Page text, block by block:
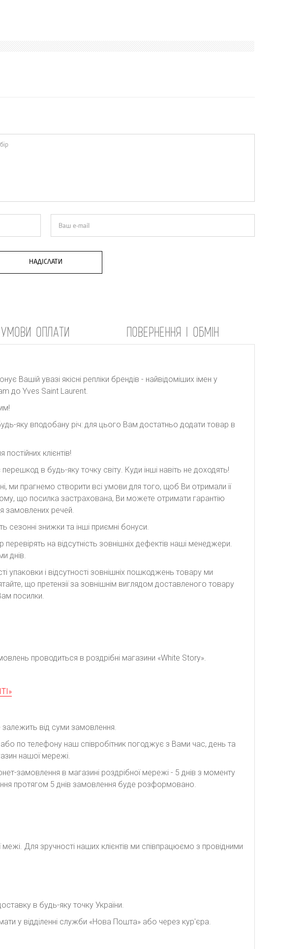
НАДІСЛАТИ
УМОВИ ОПЛАТИ ПОВЕРНЕННЯ І ОБМІН
Вашій увазі якісні репліки брендів - найвідоміших імен у
до Yves Saint Laurent.
яку вподобану річ: для цього Вам достатньо додати товар в
клієнтів!
в будь-яку точку світу. Куди інші навіть не доходять!
ми прагнемо створити всі умови для того, щоб Ви отримали її
що посилка застрахована, Ви можете отримати гарантію
замовлених речей.
знижки та інші приємні бонуси.
на відсутність зовнішніх дефектів наші менеджери.
днів.
упаковки і відсутності зовнішніх пошкоджень товару ми
що претензії за зовнішнім виглядом доставленого товару
посилки.
проводиться в роздрібні магазини «White Story».
від суми замовлення.
по телефону наш співробітник погоджує з Вами час, день та
нашої мережі.
замовлення в магазині роздрібної мережі - 5 днів з моменту
протягом 5 днів замовлення буде розформовано.
межі. Для зручності наших клієнтів ми співпрацюємо з провідними
в будь-яку точку України.
у відділенні служби «Нова Пошта» або через кур'єра.